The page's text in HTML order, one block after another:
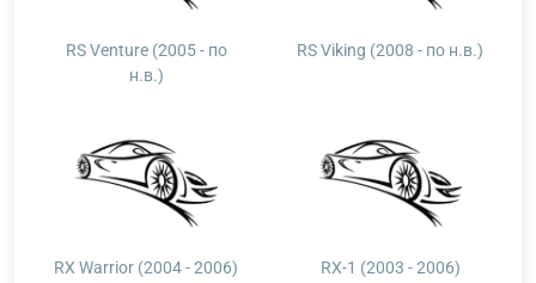
RS Venture (2005 - по
н.в.)
RS Viking (2008 - по н.в.)
RX Warrior (2004 - 2006) RX-1 (2003 - 2006)